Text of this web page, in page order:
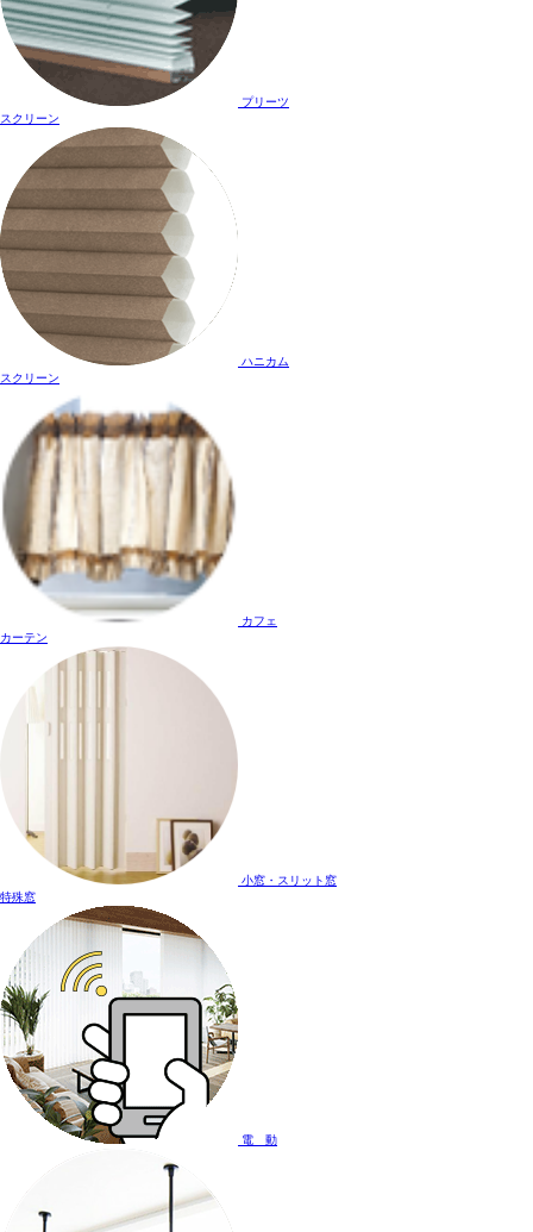
プリーツ
スクリーン
ハニカム
スクリーン
カフェ
カーテン
小窓・スリット窓
特殊窓
電 動